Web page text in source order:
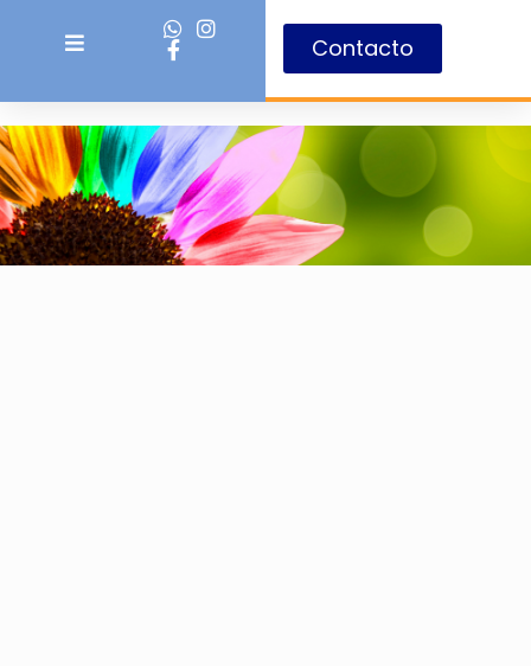
Contacto